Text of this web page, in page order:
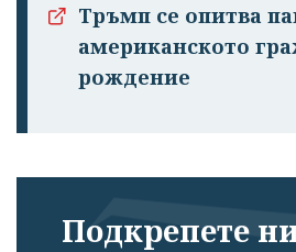
Тръмп се опитва
американското
рождение
Подкрепете